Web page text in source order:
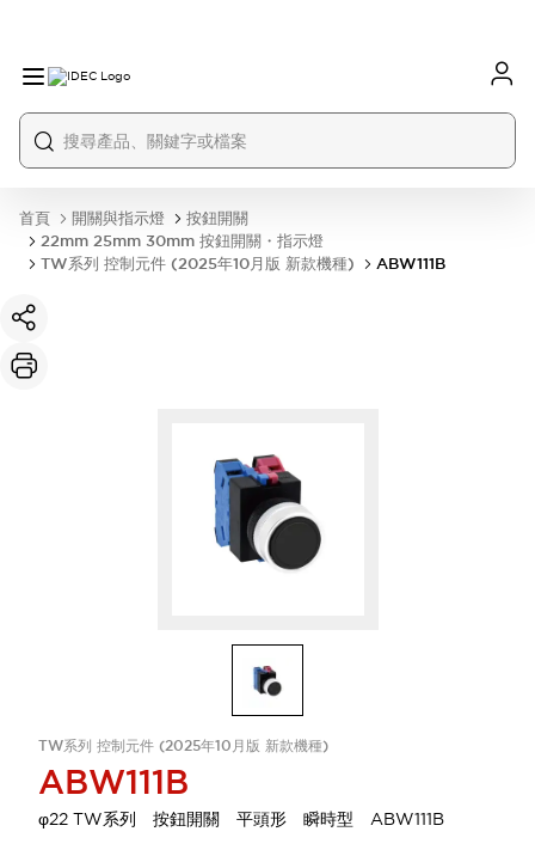
首頁 開關與指示燈
按鈕開關
22mm 25mm 30mm 按鈕開關・指示燈
TW系列 控制元件 (2025年10月版 新款機種)
ABW111B
TW系列 控制元件 (2025年10月版 新款機種)
ABW111B
φ22 TW系列 按鈕開關 平頭形 瞬時型 ABW111B